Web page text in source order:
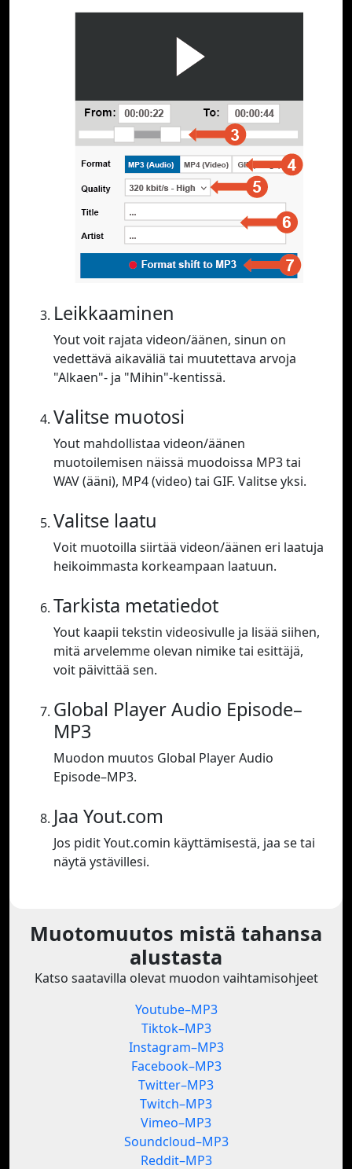
Leikkaaminen
Yout voit rajata videon/äänen, sinun on
vedettävä aikaväliä tai muutettava arvoja
"Alkaen"- ja "Mihin"-kentissä.
Valitse muotosi
Yout mahdollistaa videon/äänen
muotoilemisen näissä muodoissa MP3 tai
WAV (ääni), MP4 (video) tai GIF. Valitse yksi.
Valitse laatu
Voit muotoilla siirtää videon/äänen eri laatuja
heikoimmasta korkeampaan laatuun.
Tarkista metatiedot
Yout kaapii tekstin videosivulle ja lisää siihen,
mitä arvelemme olevan nimike tai esittäjä,
voit päivittää sen.
Global Player Audio Episode–
MP3
Muodon muutos Global Player Audio
Episode–MP3.
Jaa Yout.com
Jos pidit Yout.comin käyttämisestä, jaa se tai
näytä ystävillesi.
Muotomuutos mistä tahansa
alustasta
Katso saatavilla olevat muodon vaihtamisohjeet
Youtube–MP3
Tiktok–MP3
Instagram–MP3
Facebook–MP3
Twitter–MP3
Twitch–MP3
Vimeo–MP3
Soundcloud–MP3
Reddit–MP3